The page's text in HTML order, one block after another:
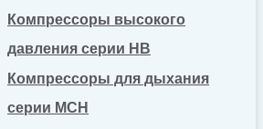
Компрессоры высокого
давления серии HB
Компрессоры для дыхания
серии MCH